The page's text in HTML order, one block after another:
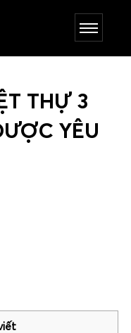
THỰ 3
YÊU